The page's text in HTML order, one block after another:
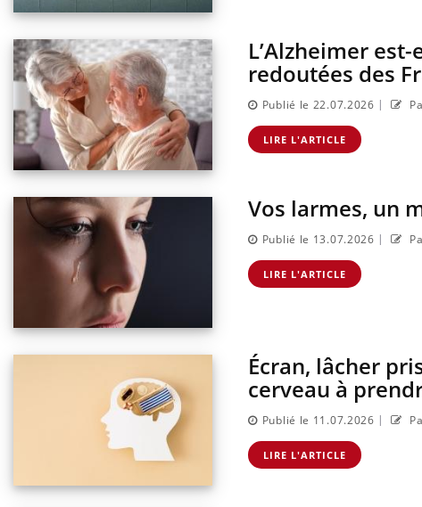
L’Alzheimer
redoutées des
Publié le 22.07.2026 |
LIRE L'ARTICLE
Vos larmes, un
Publié le 13.07.2026 |
LIRE L'ARTICLE
Écran, lâcher
cerveau à
Publié le 11.07.2026 |
LIRE L'ARTICLE